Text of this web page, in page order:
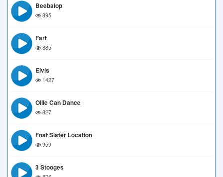
Beebalop
895
Fart
885
Elvis
1427
Ollie Can Dance
827
Fnaf Sister Location
959
3 Stooges